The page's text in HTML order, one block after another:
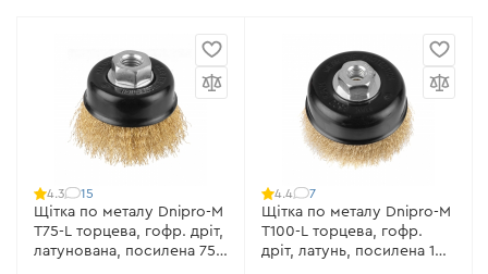
4.3 15
Щітка по металу Dnipro-M
Т75-L торцева, гофр. дріт,
латунована, посилена 75
4.4 7
Щітка по металу Dnipro-M
Т100-L торцева, гофр.
дріт, латунь, посилена 100